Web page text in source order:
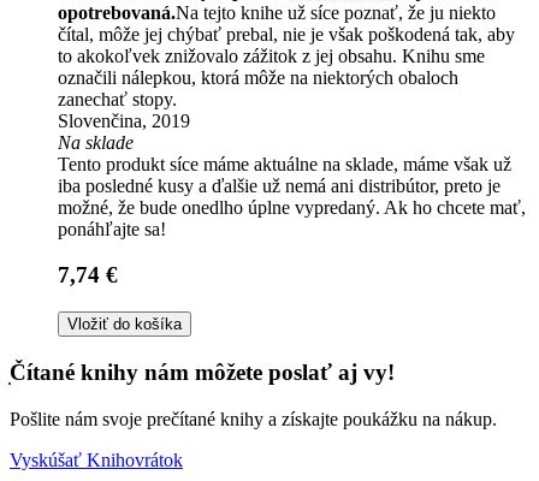
opotrebovaná.Na tejto knihe už síce poznať, že ju niekto
čítal, môže jej chýbať prebal, nie je však poškodená tak, aby
to akokoľvek znižovalo zážitok z jej obsahu. Knihu sme
označili nálepkou, ktorá môže na niektorých obaloch
zanechať stopy.
Slovenčina, 2019
Na sklade
Tento produkt síce máme aktuálne na sklade, máme však už
iba posledné kusy a ďalšie už nemá ani distribútor, preto je
možné, že bude onedlho úplne vypredaný. Ak ho chcete mať,
ponáhľajte sa!
7,74 €
Vložiť do košíka
Čítané knihy nám môžete poslať aj vy!
Pošlite nám svoje prečítané knihy a získajte poukážku na nákup.
Vyskúšať Knihovrátok